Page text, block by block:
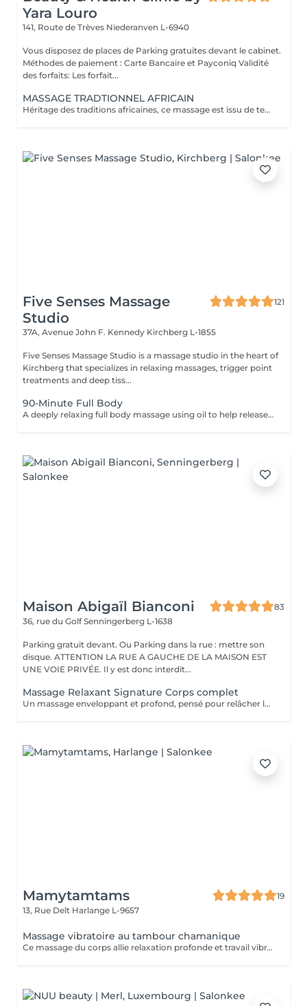
Yara Louro
141, Route de Trèves Niederanven L-6940
Vous disposez de places de Parking gratuites devant le cabinet.
Méthodes de paiement : Carte Bancaire et Payconiq Validité
des forfaits: Les forfait...
MASSAGE TRADTIONNEL AFRICAIN
Héritage des traditions africaines, ce massage est issu de techniques ancestrales transmises de mère en fille au fil des générations. Pratiqué comme un rituel de bien-être, il associe gestes profonds et rythmiques pour libérer les tensions, stimuler la circulation et rétablir l'harmonie entre le corps et l'esprit. Il procure une relaxation intense et une sensation de vitalité durable.
Five Senses Massage
Studio
121
37A, Avenue John F. Kennedy Kirchberg L-1855
Five Senses Massage Studio is a massage studio in the heart of
Kirchberg that specializes in relaxing massages, trigger point
treatments and deep tiss...
90-Minute Full Body
A deeply relaxing full body massage using oil to help release tension, calm the nervous system, and restore overall wellbeing. The treatment typically includes the feet, legs (front and back), back, arms, shoulders, and neck. Pressure and focus areas can be adjusted according to your needs and preferences and discussed before the session.
Maison Abigaïl Bianconi
83
36, rue du GolfSenningerberg L-1638
Parking gratuit devant. Ou Parking dans la rue : mettre son
disque. ATTENTION LA RUE A GAUCHE DE LA MAISON EST
UNE VOIE PRIVÉE. Il y est donc interdit...
Massage Relaxant Signature Corps complet
Un massage enveloppant et profond, pensé pour relâcher les tensions physiques et mentales. La gestuelle est adaptée à votre corps et à votre état du moment, pour une détente globale et durable. Ce soin peut être complété par un massage ciblé (nuque-crâne ou pieds) pour une expérience encore plus personnalisée.
Mamytamtams
19
13, Rue Delt Harlange L-9657
Massage vibratoire au tambour chamanique
Ce massage du corps allie relaxation profonde et travail vibratoire. Grâce au tambour chamanique qui roule délicatement sur le corps, les vibrations pénètrent en profondeur et agissent sur les tensions physiques et énergétiques. Ce soin permet de : relâcher les tensions du corps apaiser les douleurs articulaires et inflammatoires accompagner les douleurs chroniques réharmoniser l'énergie du corps La vibration du tambour agit comme une onde qui traverse le corps, aidant à débloquer, détendre et rééquilibrer. Un soin puissant qui invite le corps à se libérer, se détendre et retrouver son harmonie naturelle.